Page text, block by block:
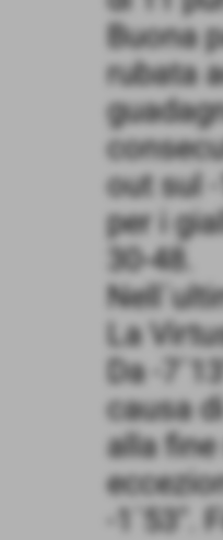
Buona
rubata
out sul
per i
30-48.
La
Da -
causa
alla
-